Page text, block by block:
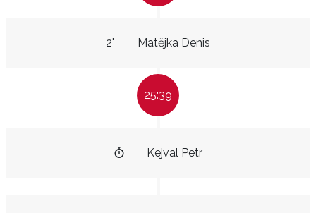
Matějka Denis
2"
25:39
Kejval Petr